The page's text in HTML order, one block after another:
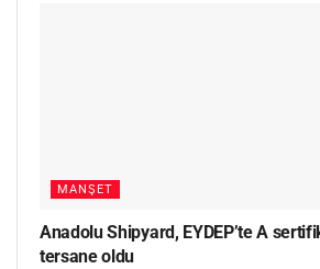
MANŞET
Anadolu Shipyard, EYDEP’te A
tersane oldu